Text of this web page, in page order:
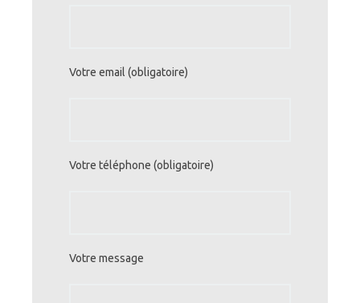
Votre email (obligatoire)
Votre téléphone (obligatoire)
Votre message